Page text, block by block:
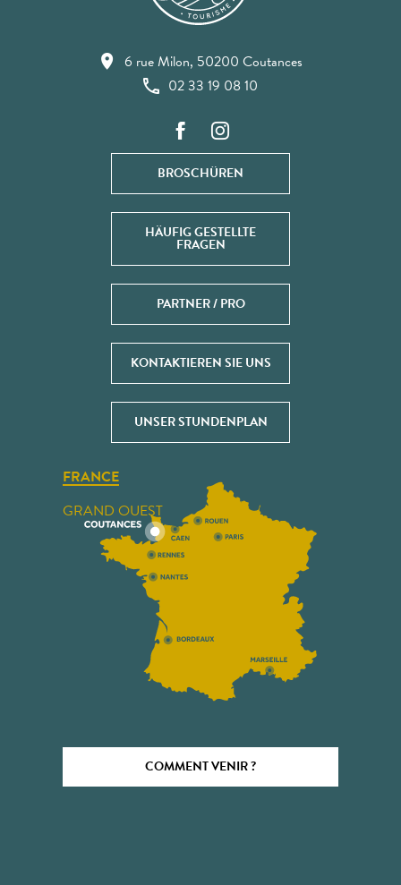
6 rue Milon, 50200 Coutances
02 33 19 08 10
BROSCHÜREN
HÄUFIG GESTELLTE
FRAGEN
PARTNER / PRO
KONTAKTIEREN SIE UNS
UNSER STUNDENPLAN
FRANCE
GRAND OUEST
COMMENT VENIR ?